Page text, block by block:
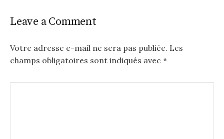
Leave a Comment
Votre adresse e-mail ne sera pas publiée. Les
champs obligatoires sont indiqués avec *